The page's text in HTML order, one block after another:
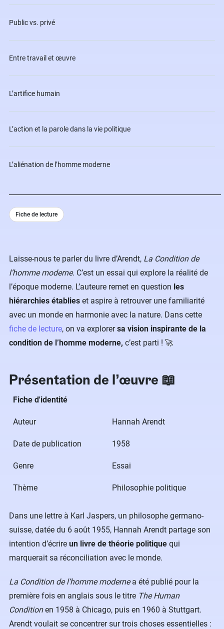
Laisse-nous te parler du livre d’Arendt, La Condition de
l’homme moderne. C’est un essai qui explore la réalité de
l’époque moderne. L’auteure remet en question les
hiérarchies établies et aspire à retrouver une familiarité
avec un monde en harmonie avec la nature. Dans cette
fiche de lecture, on va explorersa vision inspirante de la
condition de l’homme moderne, c’est parti ! 🚀
Présentation de l’œuvre 📖
Fiche d'identité
Auteur Hannah Arendt
Date de publication 1958
Genre Essai
Thème Philosophie politique
Dans une lettre à Karl Jaspers, un philosophe germano-
suisse, datée du 6 août 1955, Hannah Arendt partage son
intention d’écrire un livre de théorie politique qui
marquerait sa réconciliation avec le monde.
La Condition de l’homme modernea été publié pour la
première fois en anglais sous le titre The Human
Conditionen 1958 à Chicago, puis en 1960 à Stuttgart.
Arendt voulait se concentrer sur trois choses essentielles :
Public vs. privé
Entre travail et œuvre
L’artifice humain
L’action et la parole dans la vie politique
L’aliénation de l’homme moderne
Fiche de lecture